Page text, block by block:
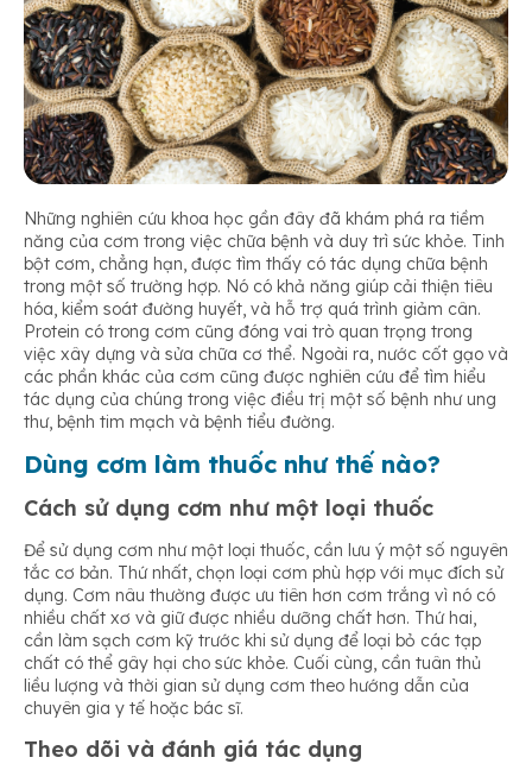
Những nghiên cứu khoa học gần đây đã khám phá ra tiềm
năng của cơm trong việc chữa bệnh và duy trì sức khỏe. Tinh
bột cơm, chẳng hạn, được tìm thấy có tác dụng chữa bệnh
trong một số trường hợp. Nó có khả năng giúp cải thiện tiêu
hóa, kiểm soát đường huyết, và hỗ trợ quá trình giảm cân.
Protein có trong cơm cũng đóng vai trò quan trọng trong
việc xây dựng và sửa chữa cơ thể. Ngoài ra, nước cốt gạo và
các phần khác của cơm cũng được nghiên cứu để tìm hiểu
tác dụng của chúng trong việc điều trị một số bệnh như ung
thư, bệnh tim mạch và bệnh tiểu đường.
Dùng cơm làm thuốc như thế nào?
Cách sử dụng cơm như một loại thuốc
Để sử dụng cơm như một loại thuốc, cần lưu ý một số nguyên
tắc cơ bản. Thứ nhất, chọn loại cơm phù hợp với mục đích sử
dụng. Cơm nâu thường được ưu tiên hơn cơm trắng vì nó có
nhiều chất xơ và giữ được nhiều dưỡng chất hơn. Thứ hai,
cần làm sạch cơm kỹ trước khi sử dụng để loại bỏ các tạp
chất có thể gây hại cho sức khỏe. Cuối cùng, cần tuân thủ
liều lượng và thời gian sử dụng cơm theo hướng dẫn của
chuyên gia y tế hoặc bác sĩ.
Theo dõi và đánh giá tác dụng